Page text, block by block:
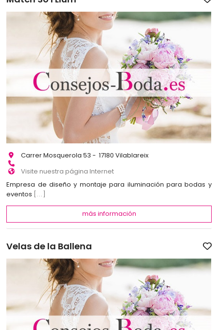
Carrer Mosquerola 53 - 17180 Vilablareix
Visite nuestra página Internet
Empresa de diseño y montaje para iluminación para bodas y
eventos [...]
más información
Velas de la Ballena